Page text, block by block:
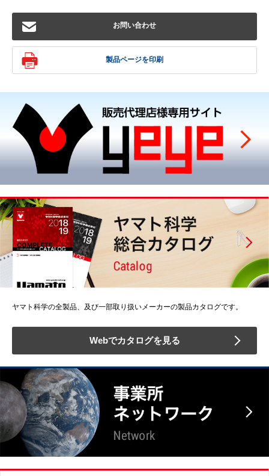
お問い合わせ
製品ページを印刷
ヤマト科学の全製品、及び一部取り扱いメーカーの製品カタログです。
Webでカタログを見る